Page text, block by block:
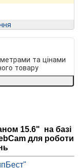
та цінами
товару
15.6" на базі
для роботи